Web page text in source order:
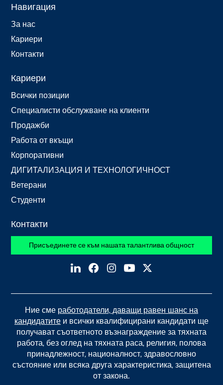
Навигация
За нас
Кариери
Контакти
Кариери
Всички позиции
Специалисти обслужване на клиенти
Продажби
Работа от вкъщи
Корпоративни
ДИГИТАЛИЗАЦИЯ И ТЕХНОЛОГИЧНОСТ
Ветерани
Студенти
Контакти
Присъединете се към нашата талантлива общност
Ние сме работодатели, даващи равен шанс на
кандидатите и всички квалифицирани кандидати ще
получават съответното възнаграждение за тяхната
работа, без оглед на тяхната раса, религия, полова
принадлежност, националност, здравословно
състояние или всяка друга характеристика, защитена
от закона.